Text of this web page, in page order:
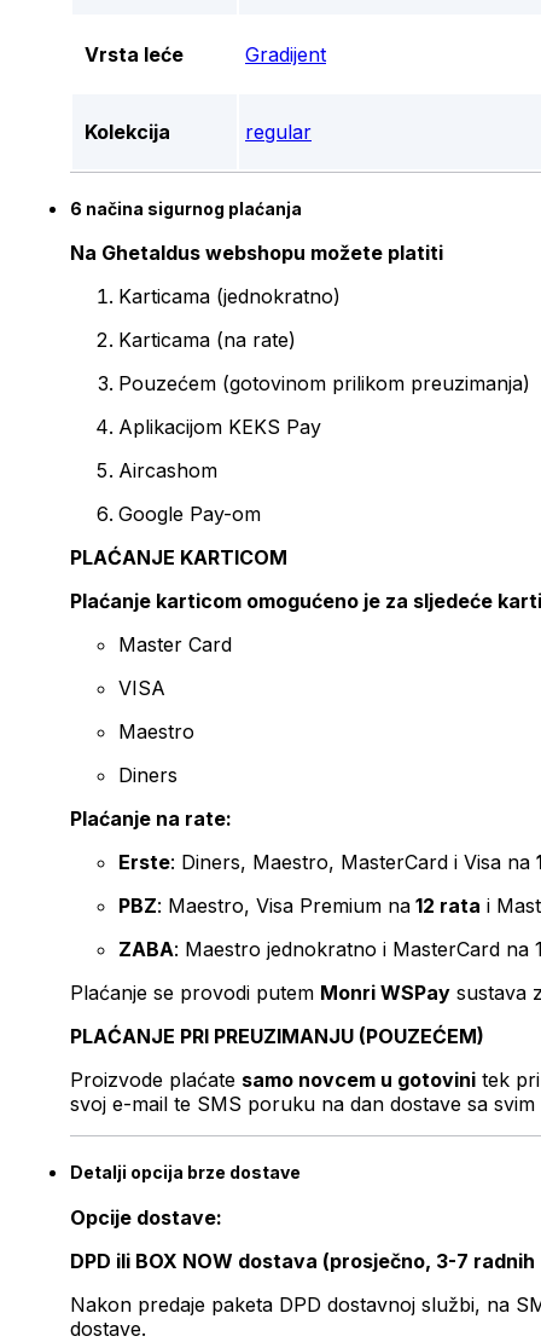
Vrsta leće Gradijent
Kolekcija regular
6 načina sigurnog plaćanja
Na Ghetaldus webshopu možete platiti
Karticama (jednokratno)
Karticama (na rate)
Pouzećem (gotovinom prilikom preuzimanja)
Aplikacijom KEKS Pay
Aircashom
Google Pay-om
PLAĆANJE KARTICOM
Plaćanje karticom omogućeno je za sljedeće
Master Card
VISA
Maestro
Diners
Plaćanje na rate:
Erste: Diners, Maestro, MasterCard i Visa na
PBZ: Maestro, Visa Premium na 12 rata i
ZABA: Maestro jednokratno i MasterCard na
Plaćanje se provodi putem Monri WSPay sustava
PLAĆANJE PRI PREUZIMANJU (POUZEĆEM)
Proizvode plaćate samo novcem u gotovini tek
svoj e-mail te SMS poruku na dan dostave sa svim
Detalji opcija brze dostave
Opcije dostave:
DPD ili BOX NOW dostava (prosječno, 3-7 radnih
Nakon predaje paketa DPD dostavnoj službi, na
dostave.